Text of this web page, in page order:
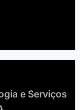
e Serviços